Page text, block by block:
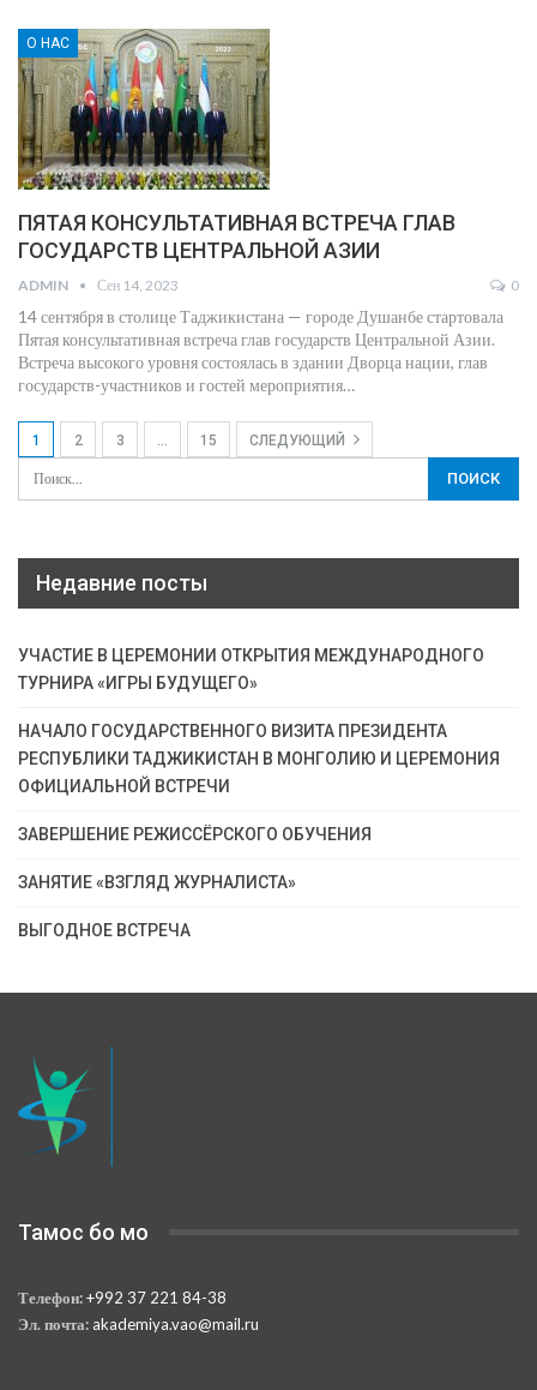
О НАС
ПЯТАЯ КОНСУЛЬТАТИВНАЯ ВСТРЕЧА ГЛАВ
ГОСУДАРСТВ ЦЕНТРАЛЬНОЙ АЗИИ
ADMIN Сен 14, 2023 0
14 сентября в столице Таджикистана — городе Душанбе стартовала
Пятая консультативная встреча глав государств Центральной Азии.
Встреча высокого уровня состоялась в здании Дворца нации, глав
государств-участников и гостей мероприятия…
1 2 3 … 15 СЛЕДУЮЩИЙ
Недавние посты
УЧАСТИЕ В ЦЕРЕМОНИИ ОТКРЫТИЯ МЕЖДУНАРОДНОГО
ТУРНИРА «ИГРЫ БУДУЩЕГО»
НАЧАЛО ГОСУДАРСТВЕННОГО ВИЗИТА ПРЕЗИДЕНТА
РЕСПУБЛИКИ ТАДЖИКИСТАН В МОНГОЛИЮ И ЦЕРЕМОНИЯ
ОФИЦИАЛЬНОЙ ВСТРЕЧИ
ЗАВЕРШЕНИЕ РЕЖИССЁРСКОГО ОБУЧЕНИЯ
ЗАНЯТИЕ «ВЗГЛЯД ЖУРНАЛИСТА»
ВЫГОДНОЕ ВСТРЕЧА
Тамос бо мо
Телефон:+992 37 221 84-38
Эл. почта: akademiya.vao@mail.ru